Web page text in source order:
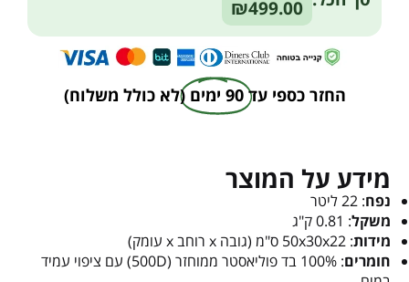
₪499.00
החזר כספי עד 90 ימים (לא כולל משלוח)
מידע על המוצר
נפח: 22 ליטר
משקל: 0.81 ק"ג
מידות: 50x30x22 ס"מ (גובה x רוחב x עומק)
חומרים
: 100% בד פוליאסטר ממוחזר (500D) עם ציפוי עמיד